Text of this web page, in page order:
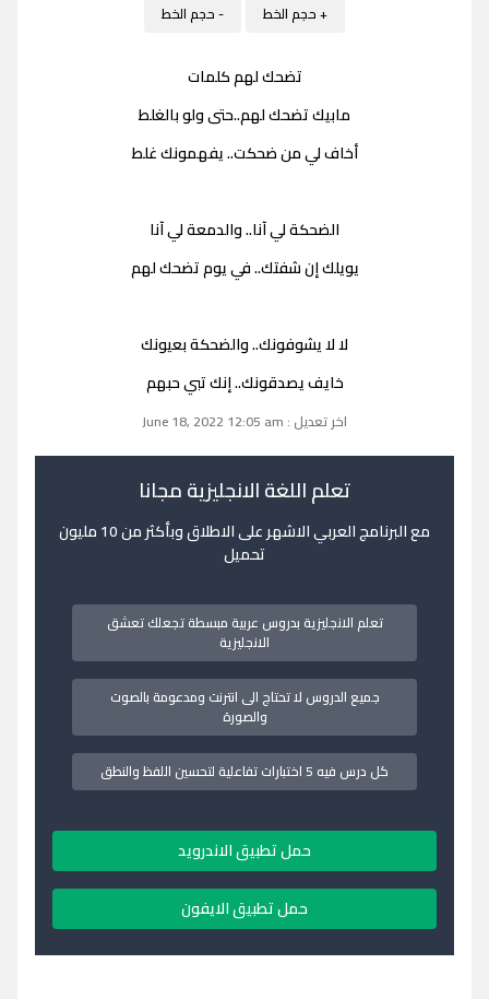
+ حجم الخط - حجم الخط
تضحك لهم كلمات
مابيك تضحك لهم..حتى ولو بالغلط
أخاف لي من ضحكت.. يفهمونك غلط
الضحكة لي آنا.. والدمعة لي آنا
يويلك إن شفتك.. في يوم تضحك لهم
لا لا يشوفونك.. والضحكة بعيونك
خايف يصدقونك.. إنك تبي حبهم
اخر تعديل : June 18, 2022 12:05 am
تعلم اللغة الانجليزية مجانا
مع البرنامج العربي الاشهر على الاطلاق وبأكثر من 10 مليون
تحميل
تعلم الانجليزية بدروس عربية مبسطة تجعلك تعشق
الانجليزية
جميع الدروس لا تحتاج الى انترنت ومدعومة بالصوت
والصورة
كل درس فيه 5 اختبارات تفاعلية لتحسين اللفظ والنطق
حمل تطبيق الاندرويد
حمل تطبيق الايفون